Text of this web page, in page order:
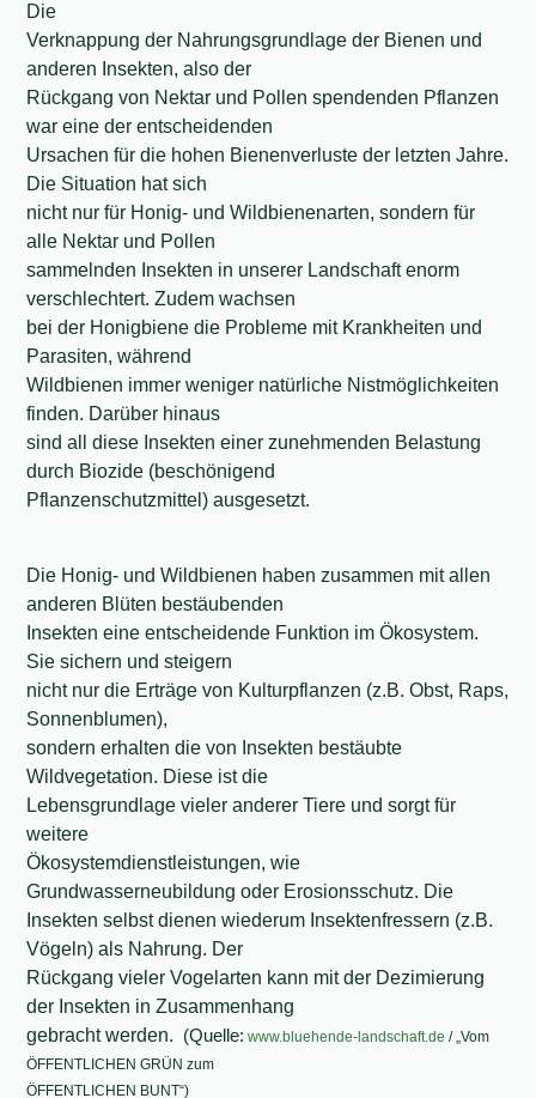
Die
Verknappung der Nahrungsgrundlage der Bienen und
anderen Insekten, also der
Rückgang von Nektar und Pollen spendenden Pflanzen
war eine der entscheidenden
Ursachen für die hohen Bienenverluste der letzten Jahre.
Die Situation hat sich
nicht nur für Honig- und Wildbienenarten, sondern für
alle Nektar und Pollen
sammelnden Insekten in unserer Landschaft enorm
verschlechtert. Zudem wachsen
bei der Honigbiene die Probleme mit Krankheiten und
Parasiten, während
Wildbienen immer weniger natürliche Nistmöglichkeiten
finden. Darüber hinaus
sind all diese Insekten einer zunehmenden Belastung
durch Biozide (beschönigend
Pflanzenschutzmittel) ausgesetzt.
Die Honig- und Wildbienen haben zusammen mit allen
anderen Blüten bestäubenden
Insekten eine entscheidende Funktion im Ökosystem.
Sie sichern und steigern
nicht nur die Erträge von Kulturpflanzen (z.B. Obst, Raps,
Sonnenblumen),
sondern erhalten die von Insekten bestäubte
Wildvegetation. Diese ist die
Lebensgrundlage vieler anderer Tiere und sorgt für
weitere
Ökosystemdienstleistungen, wie
Grundwasserneubildung oder Erosionsschutz. Die
Insekten selbst dienen wiederum Insektenfressern (z.B.
Vögeln) als Nahrung. Der
Rückgang vieler Vogelarten kann mit der Dezimierung
der Insekten in Zusammenhang
gebracht werden. (Quelle: www.bluehende-landschaft.de /„Vom
ÖFFENTLICHEN GRÜN zum
ÖFFENTLICHEN BUNT“)